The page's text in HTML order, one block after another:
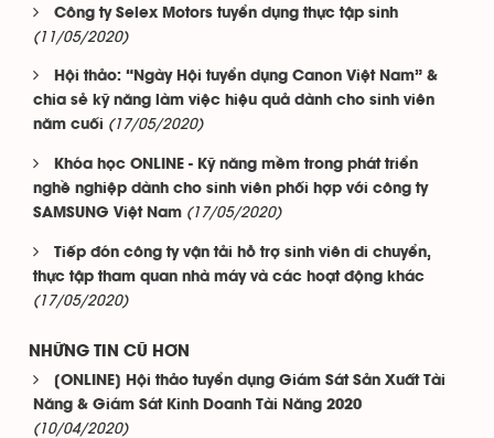
Công ty Selex Motors tuyển dụng thực tập sinh
(11/05/2020)
Hội thảo: “Ngày Hội tuyển dụng Canon Việt Nam” &
chia sẻ kỹ năng làm việc hiệu quả dành cho sinh viên
năm cuối (17/05/2020)
Khóa học ONLINE - Kỹ năng mềm trong phát triển
nghề nghiệp dành cho sinh viên phối hợp với công ty
SAMSUNG Việt Nam (17/05/2020)
Tiếp đón công ty vận tải hỗ trợ sinh viên di chuyển,
thực tập tham quan nhà máy và các hoạt động khác
(17/05/2020)
NHỮNG TIN CŨ HƠN
[ONLINE] Hội thảo tuyển dụng Giám Sát Sản Xuất Tài
Năng & Giám Sát Kinh Doanh Tài Năng 2020
(10/04/2020)